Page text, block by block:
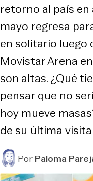
retorno al país en
mayo regresa
en solitario luego
Movistar Arena
son altas. ¿Qué
pensar que no
hoy mueve
de su última
PorPaloma